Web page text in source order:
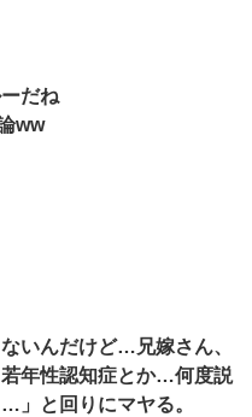
だね
ww
いんだけど…兄嫁さん、
年性認知症とか…何度説
」と回りにマヤる。